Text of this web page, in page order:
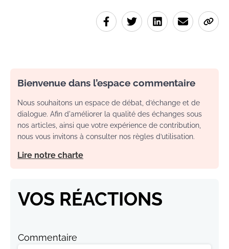
Bienvenue dans l’espace commentaire
Nous souhaitons un espace de débat, d’échange et de
dialogue. Afin d'améliorer la qualité des échanges sous
nos articles, ainsi que votre expérience de contribution,
nous vous invitons à consulter nos règles d’utilisation.
Lire notre charte
VOS RÉACTIONS
Commentaire